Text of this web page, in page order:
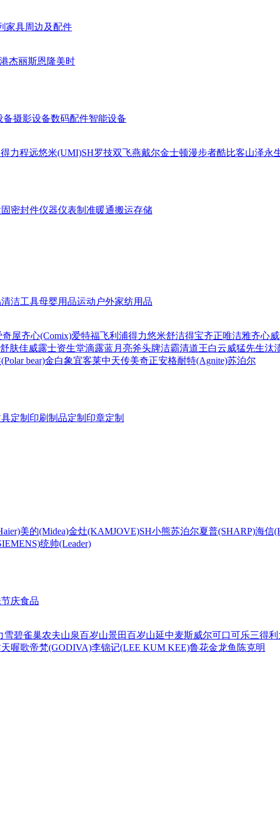
家具周边及配件
杰丽斯恩隆美时
备摄影设备数码配件智能设备
得力程远悠米(UMI)SH罗技双飞燕戴尔金士顿漫步者酷比客山泽永
固密封件仪器仪表制准暖通搬运存储
清洁工具母婴用品运动户外家纺用品
奇屋齐心(Comix)爱特福飞利浦得力悠米舒洁得宝齐正唯洁雅齐心
舒肤佳威露士资生堂滴露蓝月亮斧头牌洁霸清道王白云威猛先生汰
bear)金白象宜客莱中天传美奇正安格耐特(Agnite)苏泊尔
定制 印刷制品定制 印章定制
美的(Midea)金灶(KAMJOVE)SH小熊苏泊尔夏普(SHARP)海信
统帅(Leader)
节庆食品
雪碧雀巢农夫山泉百岁山景田百岁山延中麦斯威尔可口可乐三得利
天喔歌帝梵(GODIVA)李锦记(LEE KUM KEE)鲁花金龙鱼 陈克明